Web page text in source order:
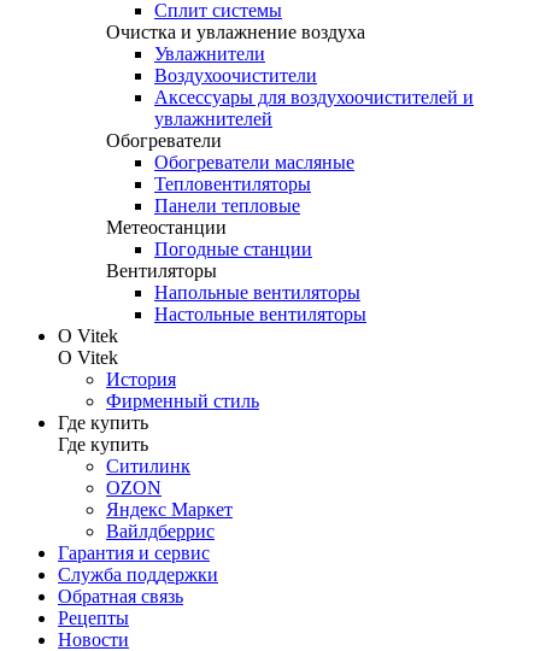
Сплит системы
Очистка и увлажнение воздуха
Увлажнители
Воздухоочистители
Аксессуары для воздухоочистителей и
увлажнителей
Обогреватели
Обогреватели масляные
Тепловентиляторы
Панели тепловые
Метеостанции
Погодные станции
Вентиляторы
Напольные вентиляторы
Настольные вентиляторы
О Vitek
О Vitek
История
Фирменный стиль
Где купить
Где купить
Ситилинк
OZON
Яндекс Маркет
Вайлдберрис
Гарантия и сервис
Служба поддержки
Обратная связь
Рецепты
Новости